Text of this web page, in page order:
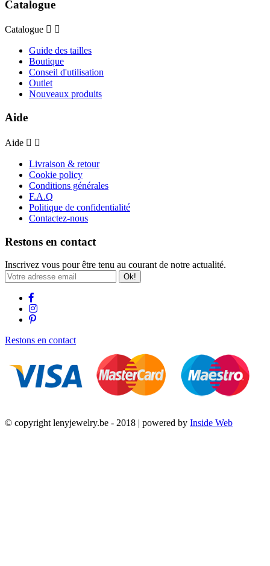
Catalogue
Catalogue  
Guide des tailles
Boutique
Conseil d'utilisation
Outlet
Nouveaux produits
Aide
Aide  
Livraison & retour
Cookie policy
Conditions générales
F.A.Q
Politique de confidentialité
Contactez-nous
Restons en contact
Inscrivez vous pour être tenu au courant de notre actualité.
Ok!
Restons en contact
© copyright lenyjewelry.be - 2018 | powered by Inside Web